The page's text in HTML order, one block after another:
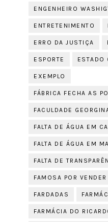
ENGENHEIRO
ENTRETENIMENTO
ERRO DA JUSTIÇA
ESPORTE ESTADO
EXEMPLO
FÁBRICA FECHA AS
FACULDADE
FALTA DE ÁGUA EM
FALTA DE ÁGUA EM
FALTA DE
FAMOSA POR VENDER
FARDADAS
FARMÁCIA DO